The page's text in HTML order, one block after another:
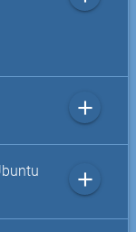
add
add